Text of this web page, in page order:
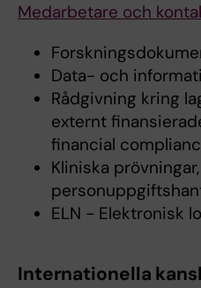
Medarbetare och
Data- och
Rådgivning kring
externt
financial
Kliniska
ELN - Elektronisk
Internationella